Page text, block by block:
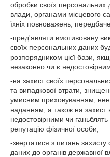
обробки своїх
влади, органами місцевого
їхніх повноважень,
-пред'являти вмотивовану
своїх персональних даних
розпорядником цієї бази,
незаконно чи є
-на захист своїх
та випадкової втрати,
умисним приховуванням,
наданням, а також на захист
недостовірними чи ганьблять
репутацію фізичної особи;
-звертатися з питань
даних до органів державної